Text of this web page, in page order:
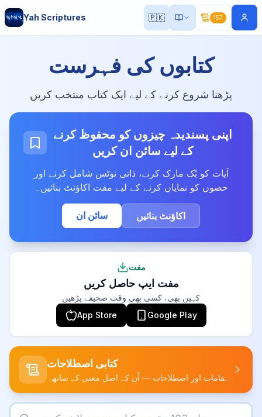
Yah Scriptures 🇵🇰 157
کتابوں کی فہرست
پڑھنا شروع کرنے کے لیے ایک کتاب منتخب کریں
اپنی پسندیدہ چیزوں کو محفوظ کرنے
کے لیے سائن ان کریں
آیات کو بُک مارک کرنے، ذاتی نوٹس شامل کرنے اور
حصوں کو نمایاں کرنے کے لیے مفت اکاؤنٹ بنائیں۔
سائن ان اکاؤنٹ بنائیں
مفت
مفت ایپ حاصل کریں
کہیں بھی، کسی بھی وقت صحیفے پڑھیں
App Store
Google Play
کتابی اصطلاحات
صحائف میں پائے جانے والے نام، مقامات اور اصطلاحات — اُن کے اصل معنی کے ساتھ۔